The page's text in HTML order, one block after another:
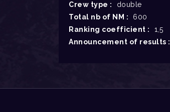
Crew type : double
Total nb of NM : 600
Ranking coefficient : 1,5
Announcement of results :